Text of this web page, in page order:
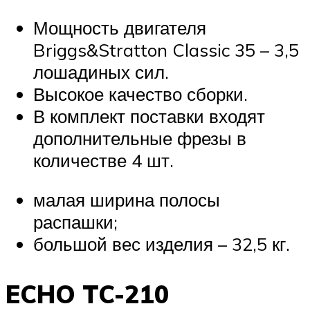
Мощность двигателя
Briggs&Stratton Classic 35 – 3,5
лошадиных сил.
Высокое качество сборки.
В комплект поставки входят
дополнительные фрезы в
количестве 4 шт.
малая ширина полосы
распашки;
большой вес изделия – 32,5 кг.
ECHO TC-210